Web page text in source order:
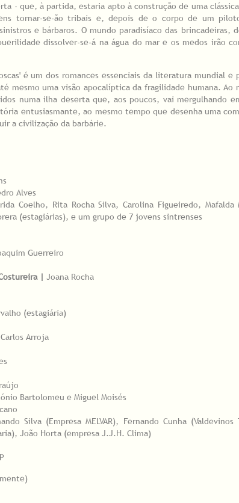
- que, à partida, estaria apto à construção de uma
tornar-se-ão tribais e, depois de o corpo de um
e bárbaros. O mundo paradisíaco das brincadeiras,
dissolver-se-á na água do mar e os medos irão
é um dos romances essenciais da literatura mundial
mesmo uma visão apocalíptica da fragilidade humana. Ao
numa ilha deserta que, aos poucos, vai mergulhando
entusiasmante, ao mesmo tempo que desenha uma
a civilização da barbárie.
Alves
Coelho, Rita Rocha Silva, Carolina Figueiredo, Mafalda
(estagiárias), e um grupo de 7 jovens sintrenses
Guerreiro
| Joana Rocha
(estagiária)
Carlos Arroja
Bartolomeu e Miguel Moisés
Silva (Empresa MELVAR), Fernando Cunha
João Horta (empresa J.J.H. Clima)